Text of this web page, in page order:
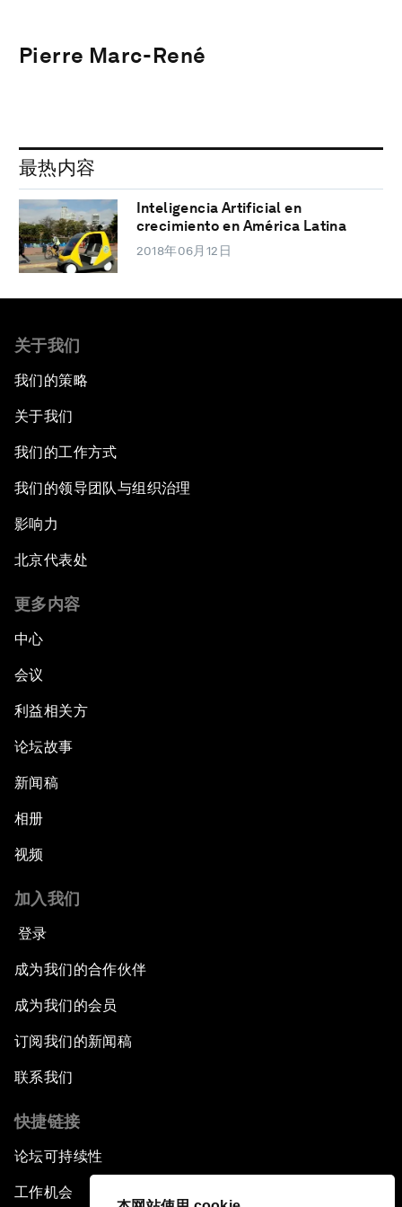
Pierre Marc-René
最热内容
Inteligencia Artificial en
crecimiento en América Latina
2018年06月12日
关于我们
我们的策略
关于我们
我们的工作方式
我们的领导团队与组织治理
影响力
北京代表处
更多内容
中心
会议
利益相关方
论坛故事
新闻稿
相册
视频
加入我们
登录
成为我们的合作伙伴
成为我们的会员
订阅我们的新闻稿
联系我们
快捷链接
论坛可持续性
工作机会